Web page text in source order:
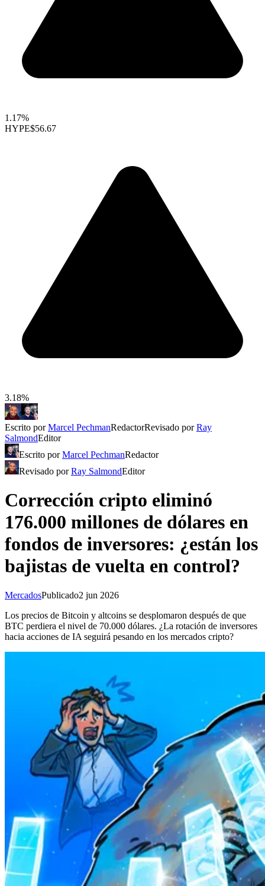
1.17%
HYPE$56.67
3.18%
Escrito porMarcel PechmanRedactorRevisado porRay
SalmondEditor
Escrito porMarcel PechmanRedactor
Revisado porRay SalmondEditor
Corrección cripto eliminó
176.000 millones de dólares en
fondos de inversores: ¿están los
bajistas de vuelta en control?
MercadosPublicado2 jun 2026
Los precios de Bitcoin y altcoins se desplomaron después de que
BTC perdiera el nivel de 70.000 dólares. ¿La rotación de inversores
hacia acciones de IA seguirá pesando en los mercados cripto?